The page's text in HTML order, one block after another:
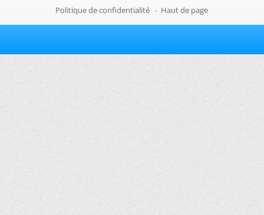
Politique de confidentialité - Haut de page